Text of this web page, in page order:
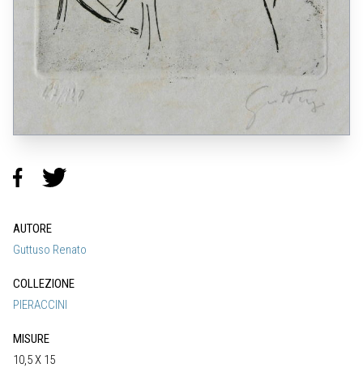
AUTORE
Guttuso Renato
COLLEZIONE
PIERACCINI
MISURE
10,5 X 15